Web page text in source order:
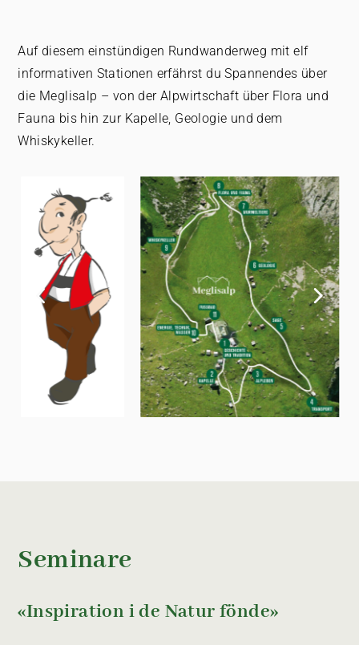
Auf diesem einstündigen Rundwanderweg mit elf
informativen Stationen erfährst du Spannendes über
die Meglisalp – von der Alpwirtschaft über Flora und
Fauna bis hin zur Kapelle, Geologie und dem
Whiskykeller.
Seminare
«Inspiration i de Natur fönde»